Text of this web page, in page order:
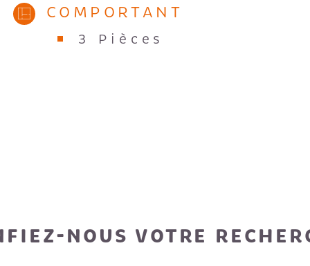
COMPORTANT
3 Pièces
NOUS VOTRE